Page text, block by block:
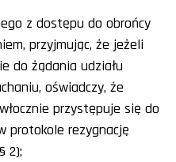
z dostępu do obrońcy
przyjmując, że jeżeli
do żądania udziału
oświadczy, że
przystępuje się do
protokole rezygnację
2);